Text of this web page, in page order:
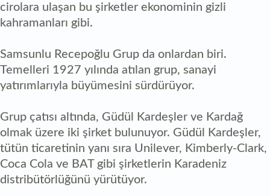
cirolara ulaşan bu şirketler ekonominin gizli
kahramanları gibi.
Samsunlu Recepoğlu Grup da onlardan biri.
Temelleri 1927 yılında atılan grup, sanayi
yatırımlarıyla büyümesini sürdürüyor.
Grup çatısı altında, Güdül Kardeşler ve Kardağ
olmak üzere iki şirket bulunuyor. Güdül Kardeşler,
tütün ticaretinin yanı sıra Unilever, Kimberly-Clark,
Coca Cola ve BAT gibi şirketlerin Karadeniz
distribütörlüğünü yürütüyor.